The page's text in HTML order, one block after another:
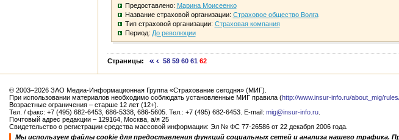
Предоставлено: Марина Моисеенко
Название страховой организации: Страховое общество Волга
Тип страховой организации: Страховая компания
Период: До революции
Страницы: 58 59 60 61 62
© 2003–2026 ЗАО Медиа-Информационная Группа «Страхование сегодня» (МИГ).
При использовании материалов необходимо соблюдать установленные МИГ правила (http://www.insur-info.ru/about_mig/
Возрастные ограничения – старше 12 лет (12+).
Тел. / факс: +7 (495) 682-6453, 686-5338, 686-5605. Тел.: +7 (495) 682-6453. E-mail: mig@insur-info.ru
Почтовый адрес редакции – 129164, Москва, а/я 25
Свидетельство о регистрации средства массовой информации: Эл № ФС 77-26586 от 22 декабря 2006 года.
Мы используем файлы cookie для предоставления функций социальных сетей и анализа нашего